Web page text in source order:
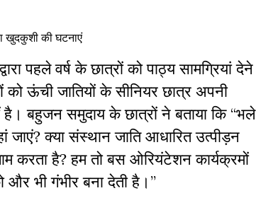
खुदकुशी की घटनाएं
पहले वर्ष के छात्रों को पाठ्य सामग्रियां देने
ऊंची जातियों के सीनियर छात्र अपनी
है। बहुजन समुदाय के छात्रों ने बताया कि “भले
क्या संस्थान जाति आधारित उत्पीड़न
करता है? हम तो बस ओरियंटेशन कार्यक्रमों
भी गंभीर बना देती है।”